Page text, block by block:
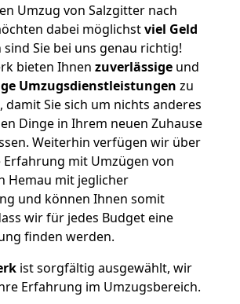
Umzug von Salzgitter nach
dabei möglichstviel Geld
sind Sie bei uns genau richtig!
bieten Ihnen zuverlässige und
Umzugsdienstleistungen zu
damit Sie sich um nichts anderes
Dinge in Ihrem neuen Zuhause
Weiterhin verfügen wir über
mit Umzügen von
Hemau mit jeglicher
und können Ihnen somit
wir für jedes Budget eine
finden werden.
ist sorgfältig ausgewählt, wir
Erfahrung im Umzugsbereich.